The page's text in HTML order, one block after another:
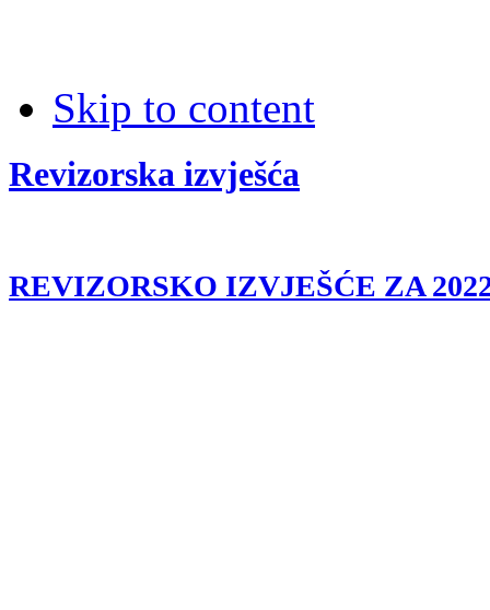
Skip to content
Revizorska izvješća
REVIZORSKO IZVJEŠĆE ZA